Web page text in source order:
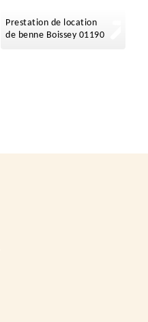
Prestation de location
de benne Boissey 01190